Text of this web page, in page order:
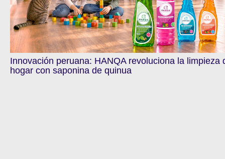
Innovación peruana: HANQA revoluciona la limpieza
hogar con saponina de quinua